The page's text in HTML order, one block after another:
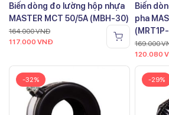
Biến dòng đo lường hộp nhựa
MASTER MCT 50/5A (MBH-30)
164.000VNĐ
117.000 VNĐ
Biến
pha
169.000
120.080
-32% -29%